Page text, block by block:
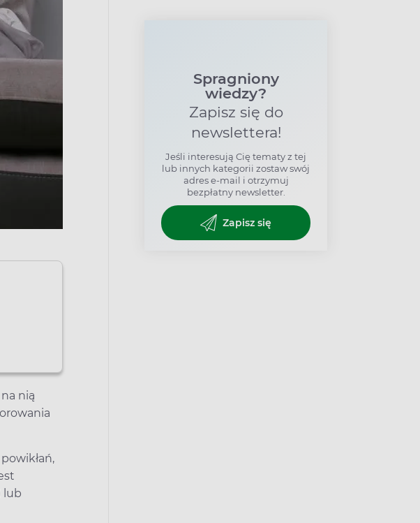
nią
lub
Spragniony
wiedzy?
Zapisz się do
newslettera!
Jeśli interesują Cię tematy z tej
lub innych kategorii zostaw swój
adres e-mail i otrzymuj
bezpłatny newsletter.
Zapisz się